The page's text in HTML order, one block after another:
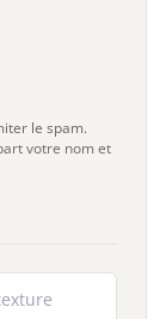
le spam.
votre nom et